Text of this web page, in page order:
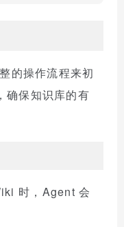
的操作流程来初
确保知识库的有
时，Agent 会